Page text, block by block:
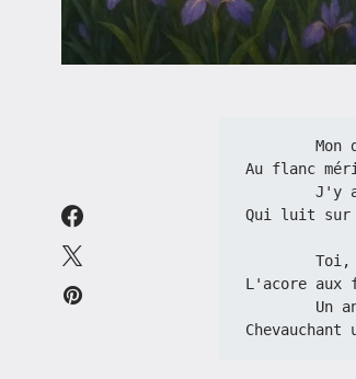
Au flanc
Qui luit sur
L'acore